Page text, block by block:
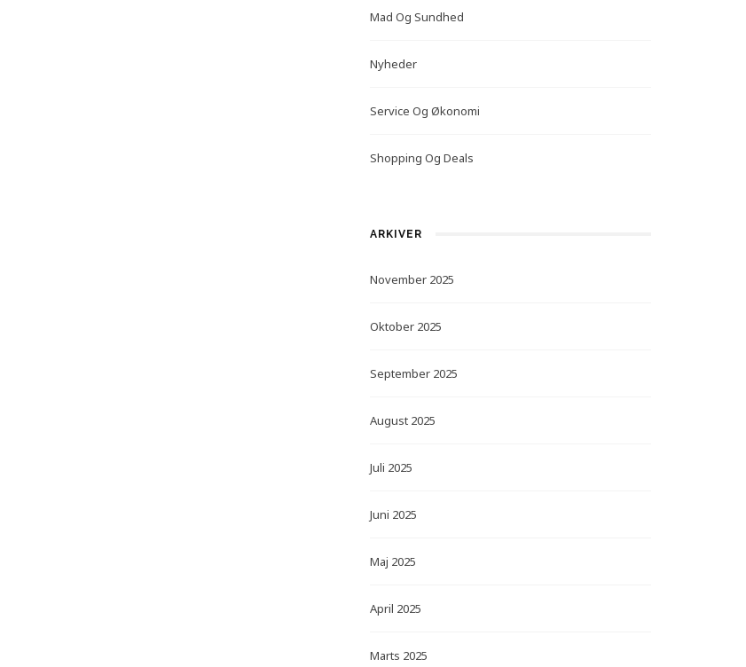
Mad Og Sundhed
Nyheder
Service Og Økonomi
Shopping Og Deals
ARKIVER
November 2025
Oktober 2025
September 2025
August 2025
Juli 2025
Juni 2025
Maj 2025
April 2025
Marts 2025